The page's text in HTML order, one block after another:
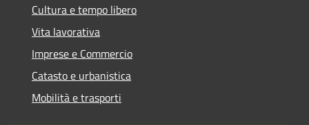
Cultura e tempo libero
Vita lavorativa
Imprese e Commercio
Catasto e urbanistica
Mobilità e trasporti